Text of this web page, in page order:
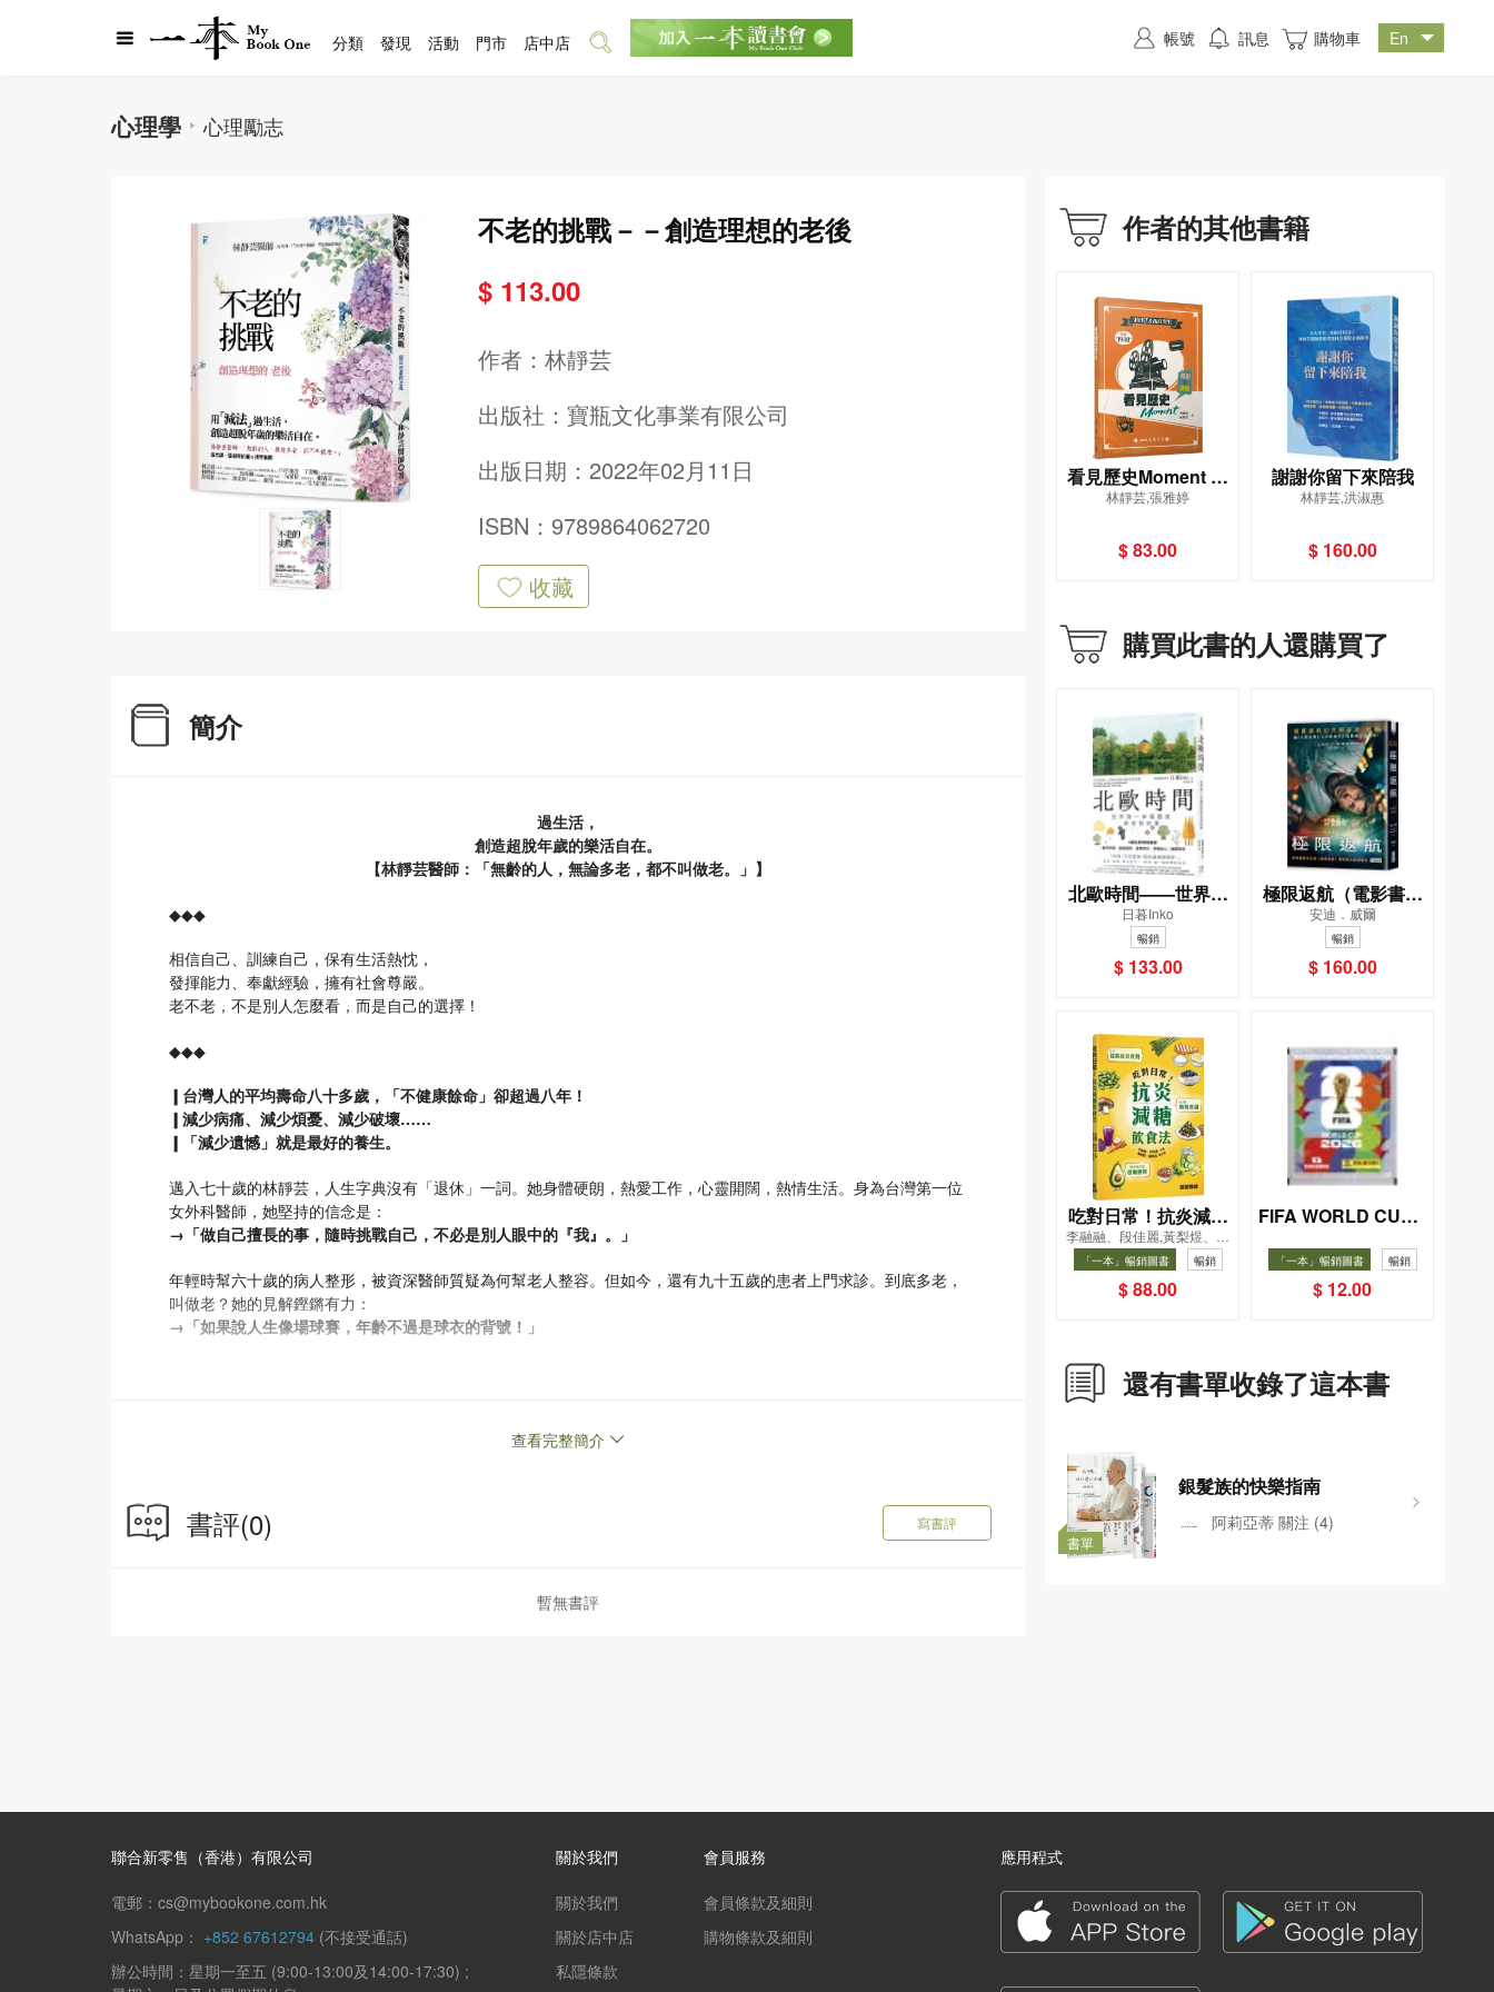
心理學 心理勵志
不老的挑戰－－創造理想的老後
$ 113.00
作者： 林靜芸
出版社： 寶瓶文化事業有限公司
出版日期：2022年02月11日
ISBN：9789864062720
收藏
簡介
過生活，
創造超脫年歲的樂活自在。
【林靜芸醫師：「無齡的人，無論多老，都不叫做老。」】
◆◆◆
相信自己、訓練自己，保有生活熱忱，
發揮能力、奉獻經驗，擁有社會尊嚴。
老不老，不是別人怎麼看，而是自己的選擇！
◆◆◆
❙台灣人的平均壽命八十多歲，「不健康餘命」卻超過八年！
❙減少病痛、減少煩憂、減少破壞……
❙「減少遺憾」就是最好的養生。
邁入七十歲的林靜芸，人生字典沒有「退休」一詞。她身體硬朗，熱愛工作，心靈開闊，熱情生活。身為台灣第一位
女外科醫師，她堅持的信念是：
→「做自己擅長的事，隨時挑戰自己，不必是別人眼中的『我』。」
年輕時幫六十歲的病人整形，被資深醫師質疑為何幫老人整容。但如今，還有九十五歲的患者上門求診。到底多老，
叫做老？她的見解鏗鏘有力：
→「如果說人生像場球賽，年齡不過是球衣的背號！」
「養生，是為了活得長、老得慢、病得輕、死得快」。結合令人感同身受的小故事，融入醫學觀察與反思，林靜芸醫
查看完整簡介
書評(0) 寫書評
暫無書評
作者的其他書籍
看見歷史Moment 電
影×議題
林靜芸,張雅婷
$ 83.00
謝謝你留下來陪我
林靜芸,洪淑惠
$ 160.00
購買此書的人還購買了
北歐時間——世界第
一幸福國度教會我的
事
日暮Inko
暢銷
$ 133.00
極限返航（電影書衣
典藏版）（獨家收錄
作者訪談）
安迪．威爾
暢銷
$ 160.00
吃對日常！抗炎減糖
飲食法
李融融、段佳麗,黃梨煜、顧
凱辰
「一本」暢銷圖書 暢銷
$ 88.00
FIFA WORLD CUP 2
貼紙包）
「一本」暢銷圖書 暢銷
$ 12.00
還有書單收錄了這本書
書單
銀髮族的快樂指南
阿莉亞蒂 關注 (4)
分類 發現 活動 門市 店中店 帳號 訊息 購物車
聯合新零售（香港）有限公司
電郵：cs@mybookone.com.hk
WhatsApp： +852 67612794 (不接受通話)
辦公時間：星期一至五 (9:00-13:00及14:00-17:30) ;
關於我們
關於我們
關於店中店
私隱條款
會員服務
會員條款及細則
購物條款及細則
應用程式